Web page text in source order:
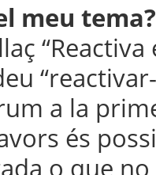
meu tema?
a la
és
o que